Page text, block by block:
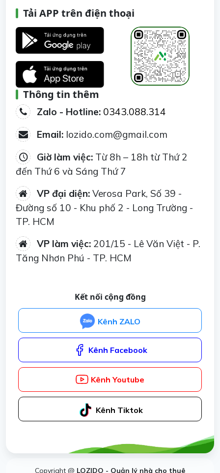
Tải APP trên điện thoại
Thông tin thêm
Zalo - Hotline: 0343.088.314
Email: lozido.com@gmail.com
Giờ làm việc: Từ 8h – 18h từ Thứ 2
đến Thứ 6 và Sáng Thứ 7
VP đại diện: Verosa Park, Số 39 -
Đường số 10 - Khu phố 2 - Long Trường -
TP. HCM
VP làm việc: 201/15 - Lê Văn Việt - P.
Tăng Nhơn Phú - TP. HCM
Kết nối cộng đồng
Kênh ZALO
Kênh Facebook
Kênh Youtube
Kênh Tiktok
Copyright @ LOZIDO - Quản lý nhà cho thuê